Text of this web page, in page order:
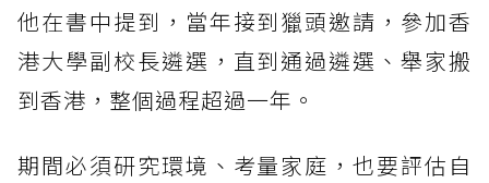
他在書中提到，當年接到獵頭邀請，參加香
港大學副校長遴選，直到通過遴選、舉家搬
到香港，整個過程超過一年。
期間必須研究環境、考量家庭，也要評估自